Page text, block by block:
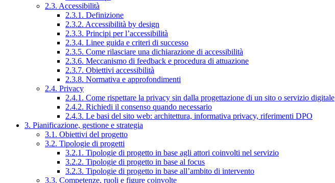
2.3. Accessibilità
2.3.1. Definizione
2.3.2. Accessibilità by design
2.3.3. Principi per l’accessibilità
2.3.4. Linee guida e criteri di successo
2.3.5. Come rilasciare una dichiarazione di accessibilità
2.3.6. Meccanismo di feedback e procedura di attuazione
2.3.7. Obiettivi accessibilità
2.3.8. Normativa e approfondimenti
2.4. Privacy
2.4.1. Come rispettare la privacy sin dalla progettazione di un sito o servizio digitale
2.4.2. Richiedi il consenso quando necessario
2.4.3. Le basi del sito web: architettura, informativa privacy, riferimenti DPO
3. Pianificazione, gestione e strategia
3.1. Obiettivi del progetto
3.2. Tipologie di progetti
3.2.1. Tipologie di progetto in base agli attori coinvolti nel servizio
3.2.2. Tipologie di progetto in base al focus
3.2.3. Tipologie di progetto in base all’ambito di intervento
3.3. Competenze, ruoli e figure coinvolte